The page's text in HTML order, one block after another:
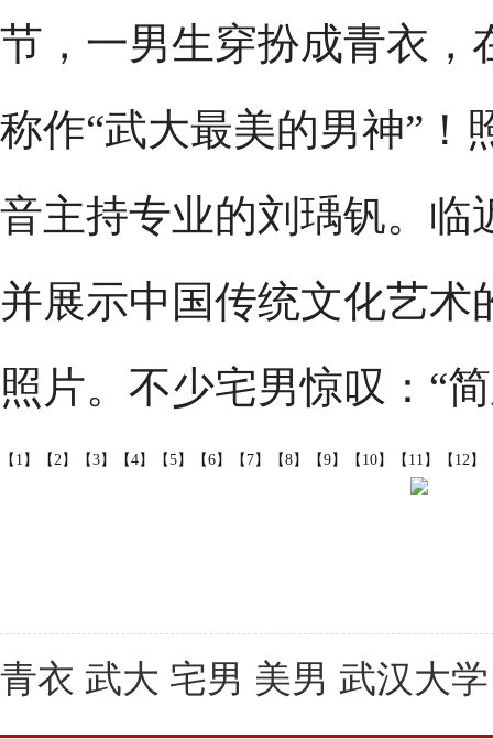
节，一男生穿扮成青衣，
称作“武大最美的男神”！
音主持专业的刘瑀钒。临
并展示中国传统文化艺
照片。不少宅男惊叹：“
【1】 【2】 【3】 【4】 【5】 【6】 【7】 【8】 【9】 【10】 【11】 【12】
青衣 武大 宅男 美男 武汉大学